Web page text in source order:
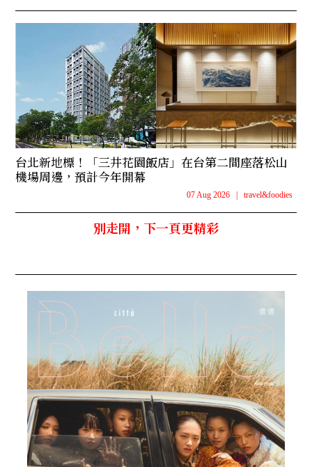
台北新地標！「三井花園飯店」在台第二間座落松山
機場周邊，預計今年開幕
07 Aug 2026 | travel&foodies
別走開，下一頁更精彩